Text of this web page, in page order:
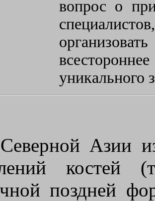
вопрос о
уникального
Азии
костей
поздней